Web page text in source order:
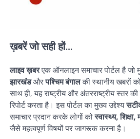
ख़बरें जो सही हों...
लाइव ख़बरएक ऑनलाइन समाचार पोर्टल है
झारखंडऔरपश्चिम बंगालकी स्थानीय खबरों
साथ ही, यह राष्ट्रीय और अंतरराष्ट्रीय स्तर
रिपोर्ट करता है। इस पोर्टल का मुख्य उद्देश्य
समाचार प्रदान करके लोगों कोस्वास्थ्य,
जैसे महत्वपूर्ण विषयों पर जागरूक करना है।